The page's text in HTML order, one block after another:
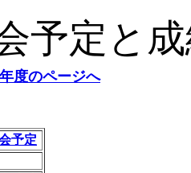
予定と
度のページへ
予定